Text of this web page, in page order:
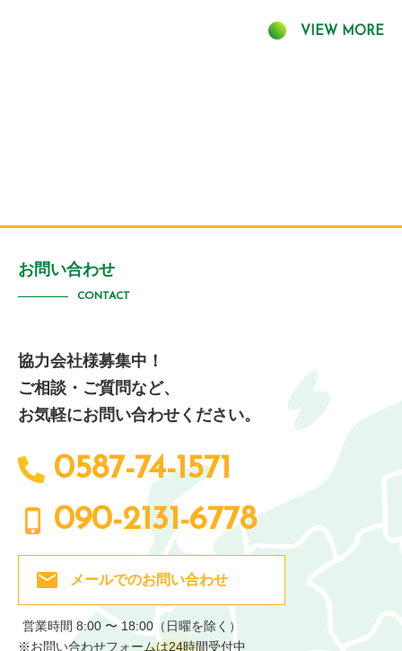
VIEW MORE
お問い合わせ
CONTACT
協力会社様募集中！
ご相談・ご質問など、
お気軽にお問い合わせください。
0587-74-1571
090-2131-6778
メールでのお問い合わせ
営業時間 8:00 〜 18:00（日曜を除く）
※お問い合わせフォームは24時間受付中